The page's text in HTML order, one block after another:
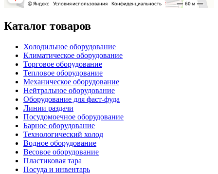
Каталог товаров
Холодильное оборудование
Климатическое оборудование
Торговое оборудование
Тепловое оборудование
Механическое оборудование
Нейтральное оборудование
Оборудование для фаст-фуда
Линии раздачи
Посудомоечное оборудование
Барное оборудование
Технологический холод
Водное оборудование
Весовое оборудование
Пластиковая тара
Посуда и инвентарь